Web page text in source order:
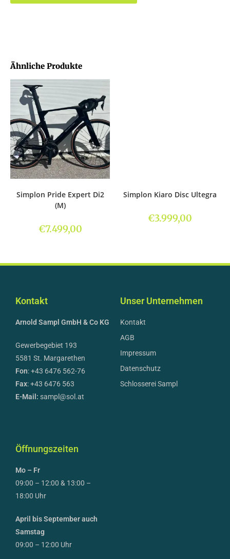
Ähnliche Produkte
Simplon Pride Expert Di2
(M)
€7.499,00
Simplon Kiaro Disc Ultegra
€3.999,00
Kontakt
Arnold Sampl GmbH & Co KG
Gewerbegebiet 193
5581 St. Margarethen
Fon: +43 6476 562-76
Fax: +43 6476 563
E-Mail: sampl@sol.at
Unser Unternehmen
Kontakt
AGB
Impressum
Datenschutz
Schlosserei Sampl
Öffnungszeiten
Mo – Fr
09:00 – 12:00 & 13:00 –
18:00 Uhr
April bis September auch
Samstag
09:00 – 12:00 Uhr